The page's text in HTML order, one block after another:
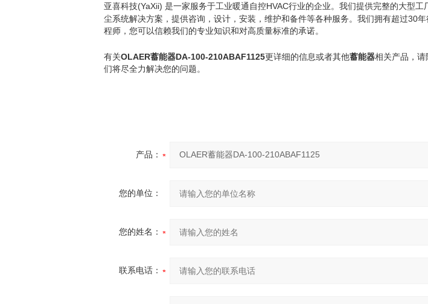
亚喜科技(YaXii) 是一家服务于工业暖通自控HVAC行业的企业。我们提供完整的大型工
尘系统解决方案，提供咨询，设计，安装，维护和备件等各种服务。我们拥有超过30年
程师，您可以信赖我们的专业知识和对高质量标准的承诺。
有关OLAER蓄能器DA-100-210ABAF1125更详细的信息或者其他蓄能器相关产品，
们将尽全力解决您的问题。
产品：
您的单位：
您的姓名：
联系电话：